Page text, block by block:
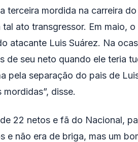
terceira mordida na carreira
tal ato transgressor. Em maio,
atacante Luis Suárez. Na
de seu neto quando ele teria
pela separação do pais de
disse.
22 netos e fã do Nacional,
e não era de briga, mas um